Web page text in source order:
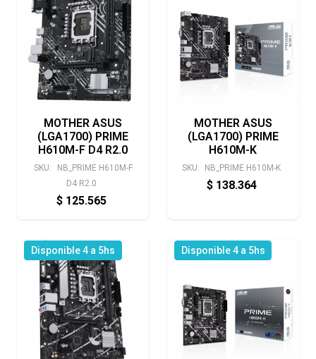
MOTHER ASUS
(LGA1700) PRIME
H610M-F D4 R2.0
SKU:
NB_PRIME H610M-F
D4 R2.0
$ 125.565
MOTHER ASUS
(LGA1700) PRIME
H610M-K
SKU: NB_PRIME H610M-K
$ 138.364
Disponible 4 a 5hs Disponible 4 a 5hs